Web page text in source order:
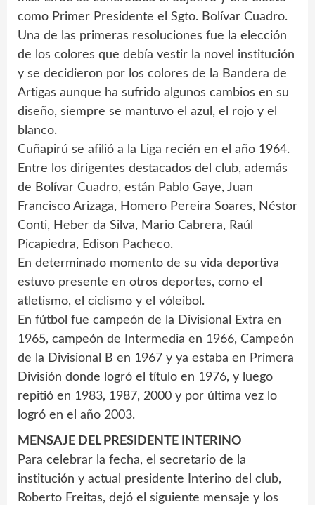
como Primer Presidente el Sgto. Bolívar Cuadro.
Una de las primeras resoluciones fue la elección
de los colores que debía vestir la novel institución
y se decidieron por los colores de la Bandera de
Artigas aunque ha sufrido algunos cambios en su
diseño, siempre se mantuvo el azul, el rojo y el
blanco.
Cuñapirú se afilió a la Liga recién en el año 1964.
Entre los dirigentes destacados del club, además
de Bolívar Cuadro, están Pablo Gaye, Juan
Francisco Arizaga, Homero Pereira Soares, Néstor
Conti, Heber da Silva, Mario Cabrera, Raúl
Picapiedra, Edison Pacheco.
En determinado momento de su vida deportiva
estuvo presente en otros deportes, como el
atletismo, el ciclismo y el vóleibol.
En fútbol fue campeón de la Divisional Extra en
1965, campeón de Intermedia en 1966, Campeón
de la Divisional B en 1967 y ya estaba en Primera
División donde logró el título en 1976, y luego
repitió en 1983, 1987, 2000 y por última vez lo
logró en el año 2003.
MENSAJE DEL PRESIDENTE INTERINO
Para celebrar la fecha, el secretario de la
institución y actual presidente Interino del club,
Roberto Freitas, dejó el siguiente mensaje y los